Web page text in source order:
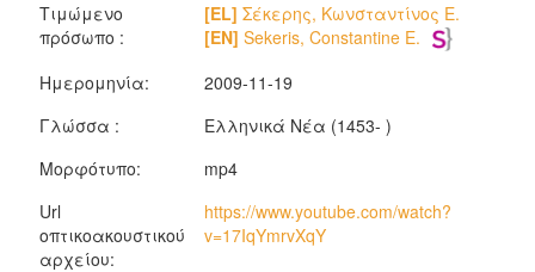
Τιμώμενο
πρόσωπο :
[EL] Σέκερης, Κωνσταντίνος Ε.
[EN] Sekeris, Constantine E.
Ημερομηνία:
2009-11-19
Γλώσσα :
Ελληνικά Νέα (1453- )
Μορφότυπο:
mp4
Url
οπτικοακουστικού
αρχείου:
https://www.youtube.com/watch?
v=17IqYmrvXqY